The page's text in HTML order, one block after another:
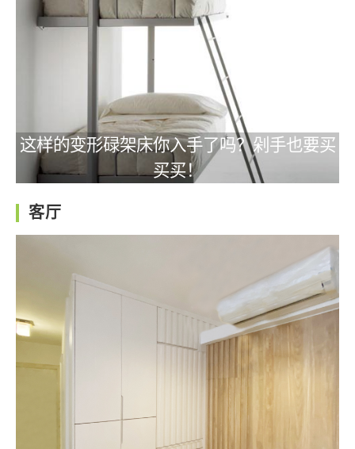
这样的变形碌架床你入手了吗？剁手也要买
买买！
客厅